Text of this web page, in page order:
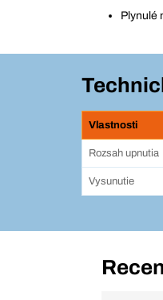
Plynulé
Vlastnosti
Rozsah upnutia
Vysunutie